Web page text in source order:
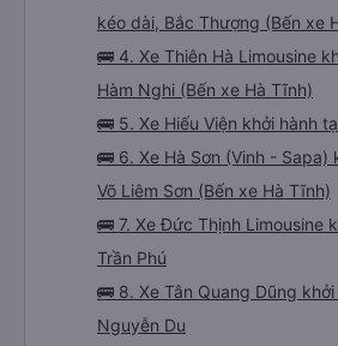
kéo dài, Bắc Thượng (Bến xe
🚌 4. Xe Thiên Hà Limousine
Hàm Nghi (Bến xe Hà Tĩnh)
🚌 5. Xe Hiếu Viện khởi hành
🚌 6. Xe Hà Sơn (Vinh - Sapa)
Võ Liêm Sơn (Bến xe Hà Tĩnh)
🚌 7. Xe Đức Thịnh Limousine
Trần Phú
🚌 8. Xe Tân Quang Dũng
Nguyễn Du